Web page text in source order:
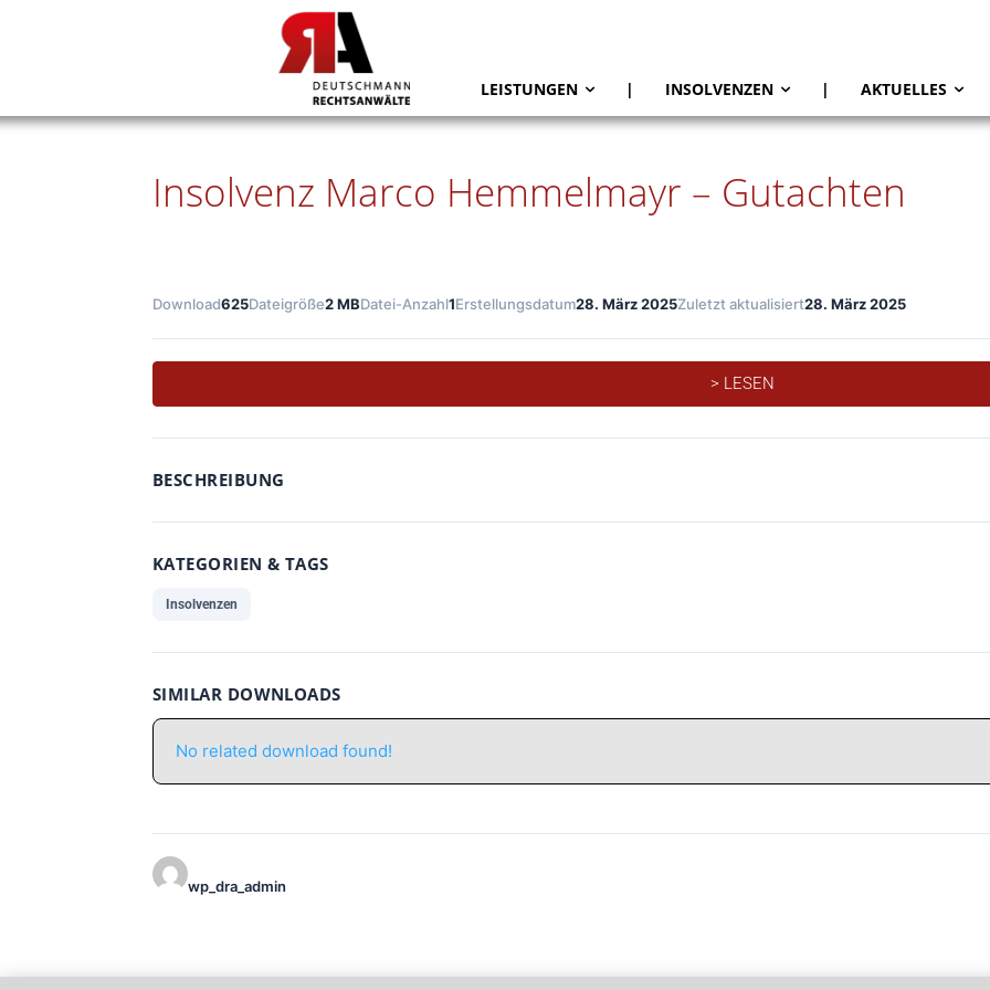
LEISTUNGEN | INSOLVENZEN | AKTUELLES
Insolvenz Marco Hemmelmayr – Gutachten
Download625Dateigröße2 MBDatei-Anzahl1Erstellungsdatum28. März 2025Zuletzt aktualisiert28. März 2025
> LESEN
BESCHREIBUNG
KATEGORIEN & TAGS
Insolvenzen
SIMILAR DOWNLOADS
No related download found!
wp_dra_admin